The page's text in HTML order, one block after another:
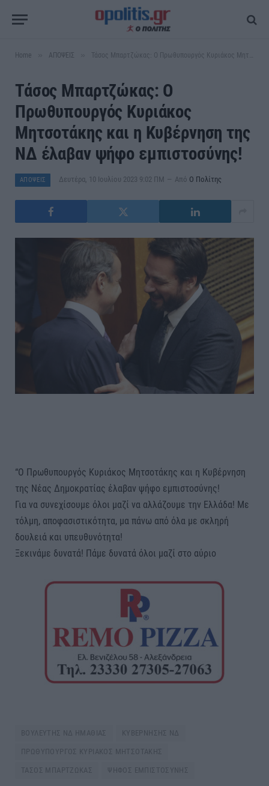
Home ΑΠΟΨΕΙΣ Τάσος Μπαρτζώκας: Ο Πρωθυπουργός Κυριάκος Μητσοτάκης και η Κυβέρνηση της ΝΔ έλαβαν ψήφο εμπιστοσύνης!
Τάσος Μπαρτζώκας: Ο
Πρωθυπουργός Κυριάκος
Μητσοτάκης και η Κυβέρνηση της
ΝΔ έλαβαν ψήφο εμπιστοσύνης!
ΑΠΟΨΕΙΣ Δευτέρα, 10 Ιουλίου 2023 9:02 ΠΜ Από Ο Πολίτης
“Ο Πρωθυπουργός Κυριάκος Μητσοτάκης και η Κυβέρνηση
της Νέας Δημοκρατίας έλαβαν ψήφο εμπιστοσύνης!
Για να συνεχίσουμε όλοι μαζί να αλλάζουμε την Ελλάδα! Με
τόλμη, αποφασιστικότητα, μα πάνω από όλα με σκληρή
δουλειά και υπευθυνότητα!
Ξεκινάμε δυνατά! Πάμε δυνατά όλοι μαζί στο αύριο
ΒΟΥΛΕΥΤΗΣ ΝΔ ΗΜΑΘΙΑΣ ΚΥΒΕΡΝΗΣΗΣ ΝΔ
ΠΡΩΘΥΠΟΥΡΓΟΣ ΚΥΡΙΑΚΟΣ ΜΗΤΣΟΤΑΚΗΣ
ΤΑΣΟΣ ΜΠΑΡΤΖΩΚΑΣ ΨΗΦΟΣ ΕΜΠΙΣΤΟΣΥΝΗΣ